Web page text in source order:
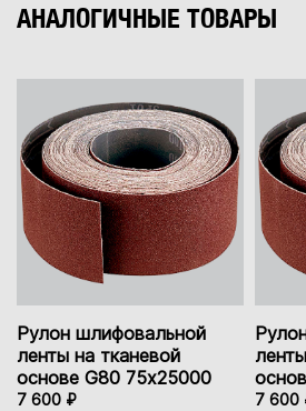
АНАЛОГИЧНЫЕ ТОВАРЫ
Рулон шлифовальной
ленты на тканевой
основе G80 75х25000
7 600 ₽ 7 600